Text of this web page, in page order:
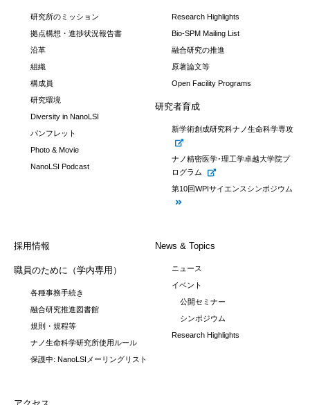
研究所のミッション
拠点構想・進捗状況報告書
沿革
組織
構成員
研究環境
Diversity in NanoLSI
パンフレット
Photo & Movie
NanoLSI Podcast
Research Highlights
Bio-SPM Mailing List
融合研究の推進
原著論文等
Open Facility Programs
研究者育成
新学術創成研究科ナノ生命科学専攻
ナノ精密医学･理工学卓越大学院プ
ログラム
第10回WPIサイエンスシンポジウム
採用情報
職員のために（学内専用）
各種事務手続き
融合研究推進図書館
規則・規程等
ナノ生命科学研究所使用ルール
保護中: NanoLSIメーリングリスト
News & Topics
ニュース
イベント
公開セミナー
シンポジウム
Research Highlights